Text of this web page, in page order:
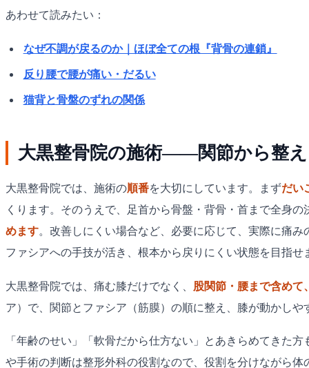
あわせて読みたい：
なぜ不調が戻るのか｜ほぼ全ての根『背骨の連鎖』
反り腰で腰が痛い・だるい
猫背と骨盤のずれの関係
大黒整骨院の施術——関節から整
大黒整骨院では、施術の順番を大切にしています。まずだい
くります。そのうえで、足首から骨盤・背骨・首まで全身
めます。改善しにくい場合など、必要に応じて、実際に痛
ファシアへの手技が活き、根本から戻りにくい状態を目指
大黒整骨院では、痛む膝だけでなく、 股関節・腰まで含めて
ア）で、関節とファシア（筋膜）の順に整え、膝が動かし
「年齢のせい」「軟骨だから仕方ない」とあきらめてきた
や手術の判断は整形外科の役割なので、役割を分けながら体